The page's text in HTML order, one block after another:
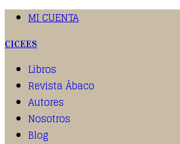
MI CUENTA
CICEES
Libros
Revista Ábaco
Autores
Nosotros
Blog